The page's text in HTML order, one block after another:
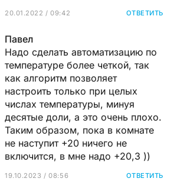
20.01.2022 / 09:42 ОТВЕТИТЬ
Павел
Надо сделать автоматизацию по
температуре более четкой, так
как алгоритм позволяет
настроить только при целых
числах температуры, минуя
десятые доли, а это очень плохо.
Таким образом, пока в комнате
не наступит +20 ничего не
включится, в мне надо +20,3 ))
19.10.2023 / 08:56 ОТВЕТИТЬ